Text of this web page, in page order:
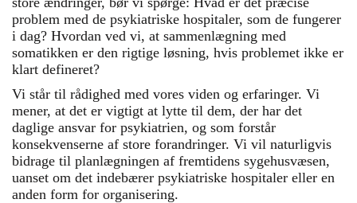
problem med de psykiatriske hospitaler, som de fungerer
i dag? Hvordan ved vi, at sammenlægning med
somatikken er den rigtige løsning, hvis problemet ikke er
klart defineret?
Vi står til rådighed med vores viden og erfaringer. Vi
mener, at det er vigtigt at lytte til dem, der har det
daglige ansvar for psykiatrien, og som forstår
konsekvenserne af store forandringer. Vi vil naturligvis
bidrage til planlægningen af fremtidens sygehusvæsen,
uanset om det indebærer psykiatriske hospitaler eller en
anden form for organisering.